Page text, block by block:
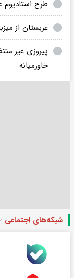
طرح استادیوم
عربستان از میزبانی
پیروزی غیر
خاور‌میانه
شبکه‌های اجتماعی